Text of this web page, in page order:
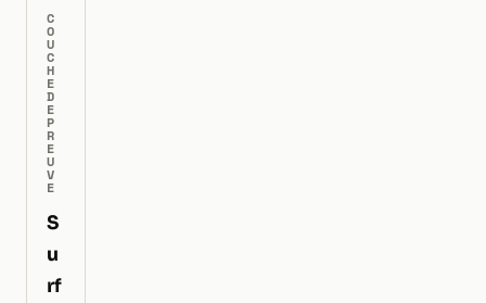
C
O
U
C
H
E
D
E
P
R
E
U
V
E
S
u
rf